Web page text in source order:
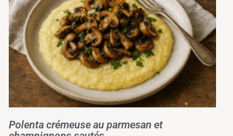
Polenta crémeuse au parmesan et